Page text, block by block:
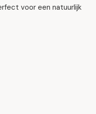
voor een natuurlijk